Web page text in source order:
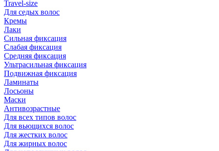
Travel-size
Для седых волос
Кремы
Лаки
Сильная фиксация
Слабая фиксация
Средняя фиксация
Ультрасильная фиксация
Подвижная фиксация
Ламинаты
Лосьоны
Маски
Антивозрастные
Для всех типов волос
Для вьющихся волос
Для жестких волос
Для жирных волос